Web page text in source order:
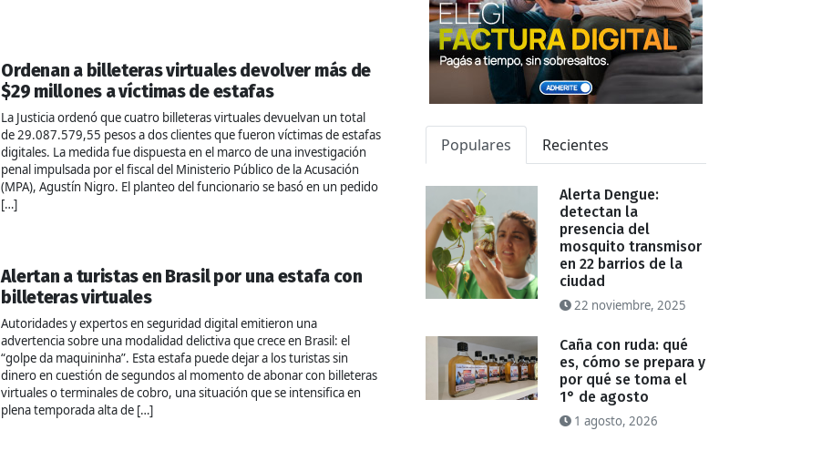
Ordenan a billeteras virtuales devolver más de
$29 millones a víctimas de estafas
La Justicia ordenó que cuatro billeteras virtuales devuelvan un total
de 29.087.579,55 pesos a dos clientes que fueron víctimas de estafas
digitales. La medida fue dispuesta en el marco de una investigación
penal impulsada por el fiscal del Ministerio Público de la Acusación
(MPA), Agustín Nigro. El planteo del funcionario se basó en un pedido
[…]
Alertan a turistas en Brasil por una estafa con
billeteras virtuales
Autoridades y expertos en seguridad digital emitieron una
advertencia sobre una modalidad delictiva que crece en Brasil: el
“golpe da maquininha”. Esta estafa puede dejar a los turistas sin
dinero en cuestión de segundos al momento de abonar con billeteras
virtuales o terminales de cobro, una situación que se intensifica en
plena temporada alta de […]
Populares Recientes
Alerta Dengue:
detectan la
presencia del
mosquito transmisor
en 22 barrios de la
ciudad
22 noviembre, 2025
Caña con ruda: qué
es, cómo se prepara y
por qué se toma el
1° de agosto
1 agosto, 2026